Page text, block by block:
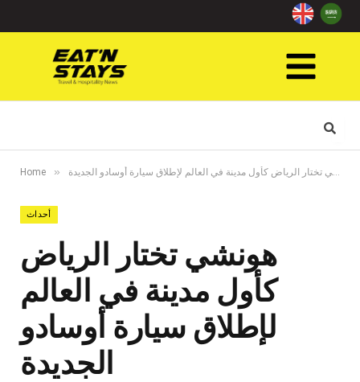
Home » هونشي تختار الرياض كأول مدينة في العالم لإطلاق سيارة أوسادو الجديدة
أحداث
هونشي تختار الرياض
كأول مدينة في العالم
لإطلاق سيارة أوسادو
الجديدة